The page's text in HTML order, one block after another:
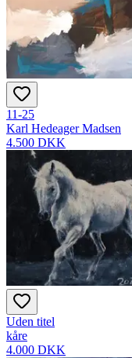
11-25
Karl Hedeager Madsen
4.500 DKK
Uden titel
kåre
4.000 DKK